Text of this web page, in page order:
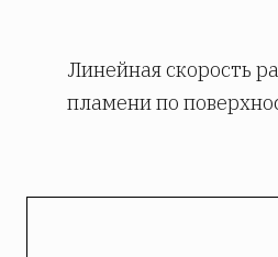
Линейная скорость
пламени по